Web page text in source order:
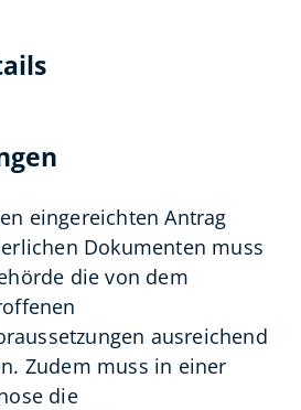
eingereichten Antrag
Dokumenten muss
die von dem
ausreichend
Zudem muss in einer
die